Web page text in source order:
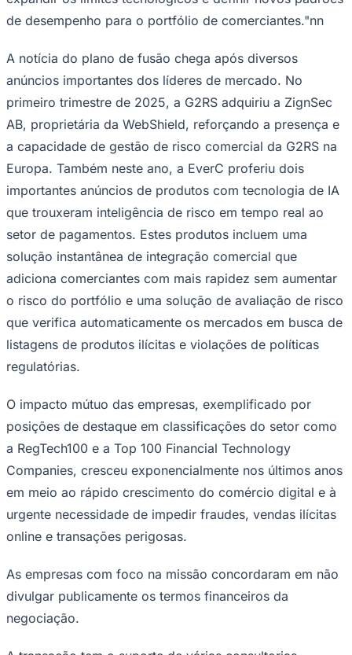
Corinthians
Palmeiras
de desempenho para o portfólio de comerciantes."nn
A notícia do plano de fusão chega após diversos
anúncios importantes dos líderes de mercado. No
primeiro trimestre de 2025, a G2RS adquiriu a ZignSec
AB, proprietária da WebShield, reforçando a presença e
a capacidade de gestão de risco comercial da G2RS na
Europa. Também neste ano, a EverC proferiu dois
importantes anúncios de produtos com tecnologia de IA
que trouxeram inteligência de risco em tempo real ao
setor de pagamentos. Estes produtos incluem uma
solução instantânea de integração comercial que
adiciona comerciantes com mais rapidez sem aumentar
o risco do portfólio e uma solução de avaliação de risco
que verifica automaticamente os mercados em busca de
listagens de produtos ilícitas e violações de políticas
regulatórias.
O impacto mútuo das empresas, exemplificado por
posições de destaque em classificações do setor como
a RegTech100 e a Top 100 Financial Technology
Companies, cresceu exponencialmente nos últimos anos
em meio ao rápido crescimento do comércio digital e à
urgente necessidade de impedir fraudes, vendas ilícitas
online e transações perigosas.
As empresas com foco na missão concordaram em não
divulgar publicamente os termos financeiros da
negociação.